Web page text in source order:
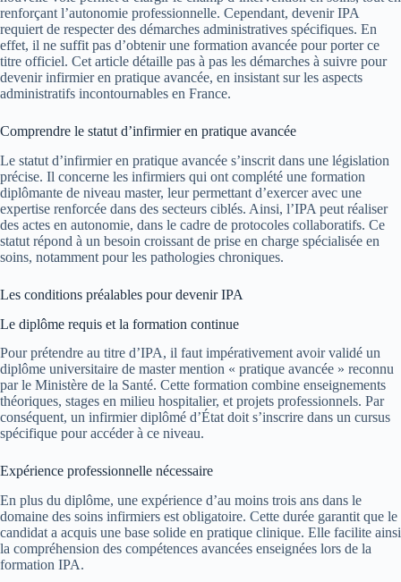
renforçant l’autonomie professionnelle. Cependant, devenir IPA
requiert de respecter des démarches administratives spécifiques. En
effet, il ne suffit pas d’obtenir une formation avancée pour porter ce
titre officiel. Cet article détaille pas à pas les démarches à suivre pour
devenir infirmier en pratique avancée, en insistant sur les aspects
administratifs incontournables en France.
Comprendre le statut d’infirmier en pratique avancée
Le statut d’infirmier en pratique avancée s’inscrit dans une législation
précise. Il concerne les infirmiers qui ont complété une formation
diplômante de niveau master, leur permettant d’exercer avec une
expertise renforcée dans des secteurs ciblés. Ainsi, l’IPA peut réaliser
des actes en autonomie, dans le cadre de protocoles collaboratifs. Ce
statut répond à un besoin croissant de prise en charge spécialisée en
soins, notamment pour les pathologies chroniques.
Les conditions préalables pour devenir IPA
Le diplôme requis et la formation continue
Pour prétendre au titre d’IPA, il faut impérativement avoir validé un
diplôme universitaire de master mention « pratique avancée » reconnu
par le Ministère de la Santé. Cette formation combine enseignements
théoriques, stages en milieu hospitalier, et projets professionnels. Par
conséquent, un infirmier diplômé d’État doit s’inscrire dans un cursus
spécifique pour accéder à ce niveau.
Expérience professionnelle nécessaire
En plus du diplôme, une expérience d’au moins trois ans dans le
domaine des soins infirmiers est obligatoire. Cette durée garantit que le
candidat a acquis une base solide en pratique clinique. Elle facilite ainsi
la compréhension des compétences avancées enseignées lors de la
formation IPA.